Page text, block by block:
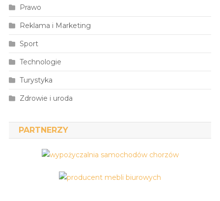
Prawo
Reklama i Marketing
Sport
Technologie
Turystyka
Zdrowie i uroda
PARTNERZY